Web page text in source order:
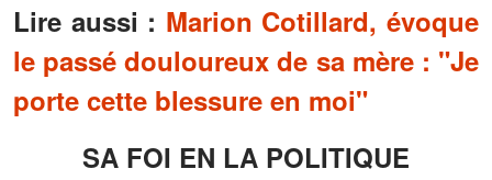
Lire aussi : Marion Cotillard, évoque
le passé douloureux de sa mère : "Je
porte cette blessure en moi"
SA FOI EN LA POLITIQUE